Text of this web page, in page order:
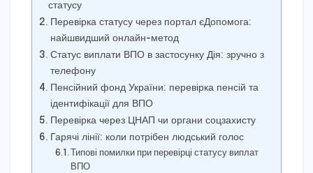
статусу
Перевірка статусу через портал єДопомога:
найшвидший онлайн-метод
Статус виплати ВПО в застосунку Дія: зручно з
телефону
Пенсійний фонд України: перевірка пенсій та
ідентифікації для ВПО
Перевірка через ЦНАП чи органи соцзахисту
Гарячі лінії: коли потрібен людський голос
Типові помилки при перевірці статусу виплат
ВПО